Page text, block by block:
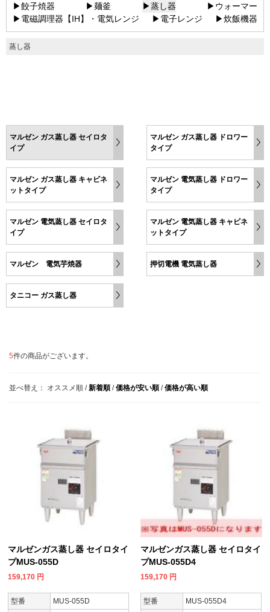
▶餃子焼器
▶麺釜 ▶蒸し器
▶ウォーマー
▶電磁調理器【IH】・電気レンジ
▶電子レンジ ▶炊飯機器
蒸し器
マルゼン ガス蒸し器 セイロタ
イプ
マルゼン ガス蒸し器 ドロワー
タイプ
マルゼン ガス蒸し器 キャビネ
ットタイプ
マルゼン 電気蒸し器 ドロワー
タイプ
マルゼン 電気蒸し器 セイロタ
イプ
マルゼン 電気蒸し器 キャビネ
ットタイプ
マルゼン 電気芋焼器 押切電機 電気蒸し器
タニコー ガス蒸し器
5件の商品がございます。
並べ替え： オススメ順 /新着順 /価格が安い順 /価格が高い順
マルゼンガス蒸し器 セイロタイ
プMUS-055D
159,170 円
型番
MUS-055D
マルゼンガス蒸し器 セイロタイ
プMUS-055D4
159,170 円
型番
MUS-055D4